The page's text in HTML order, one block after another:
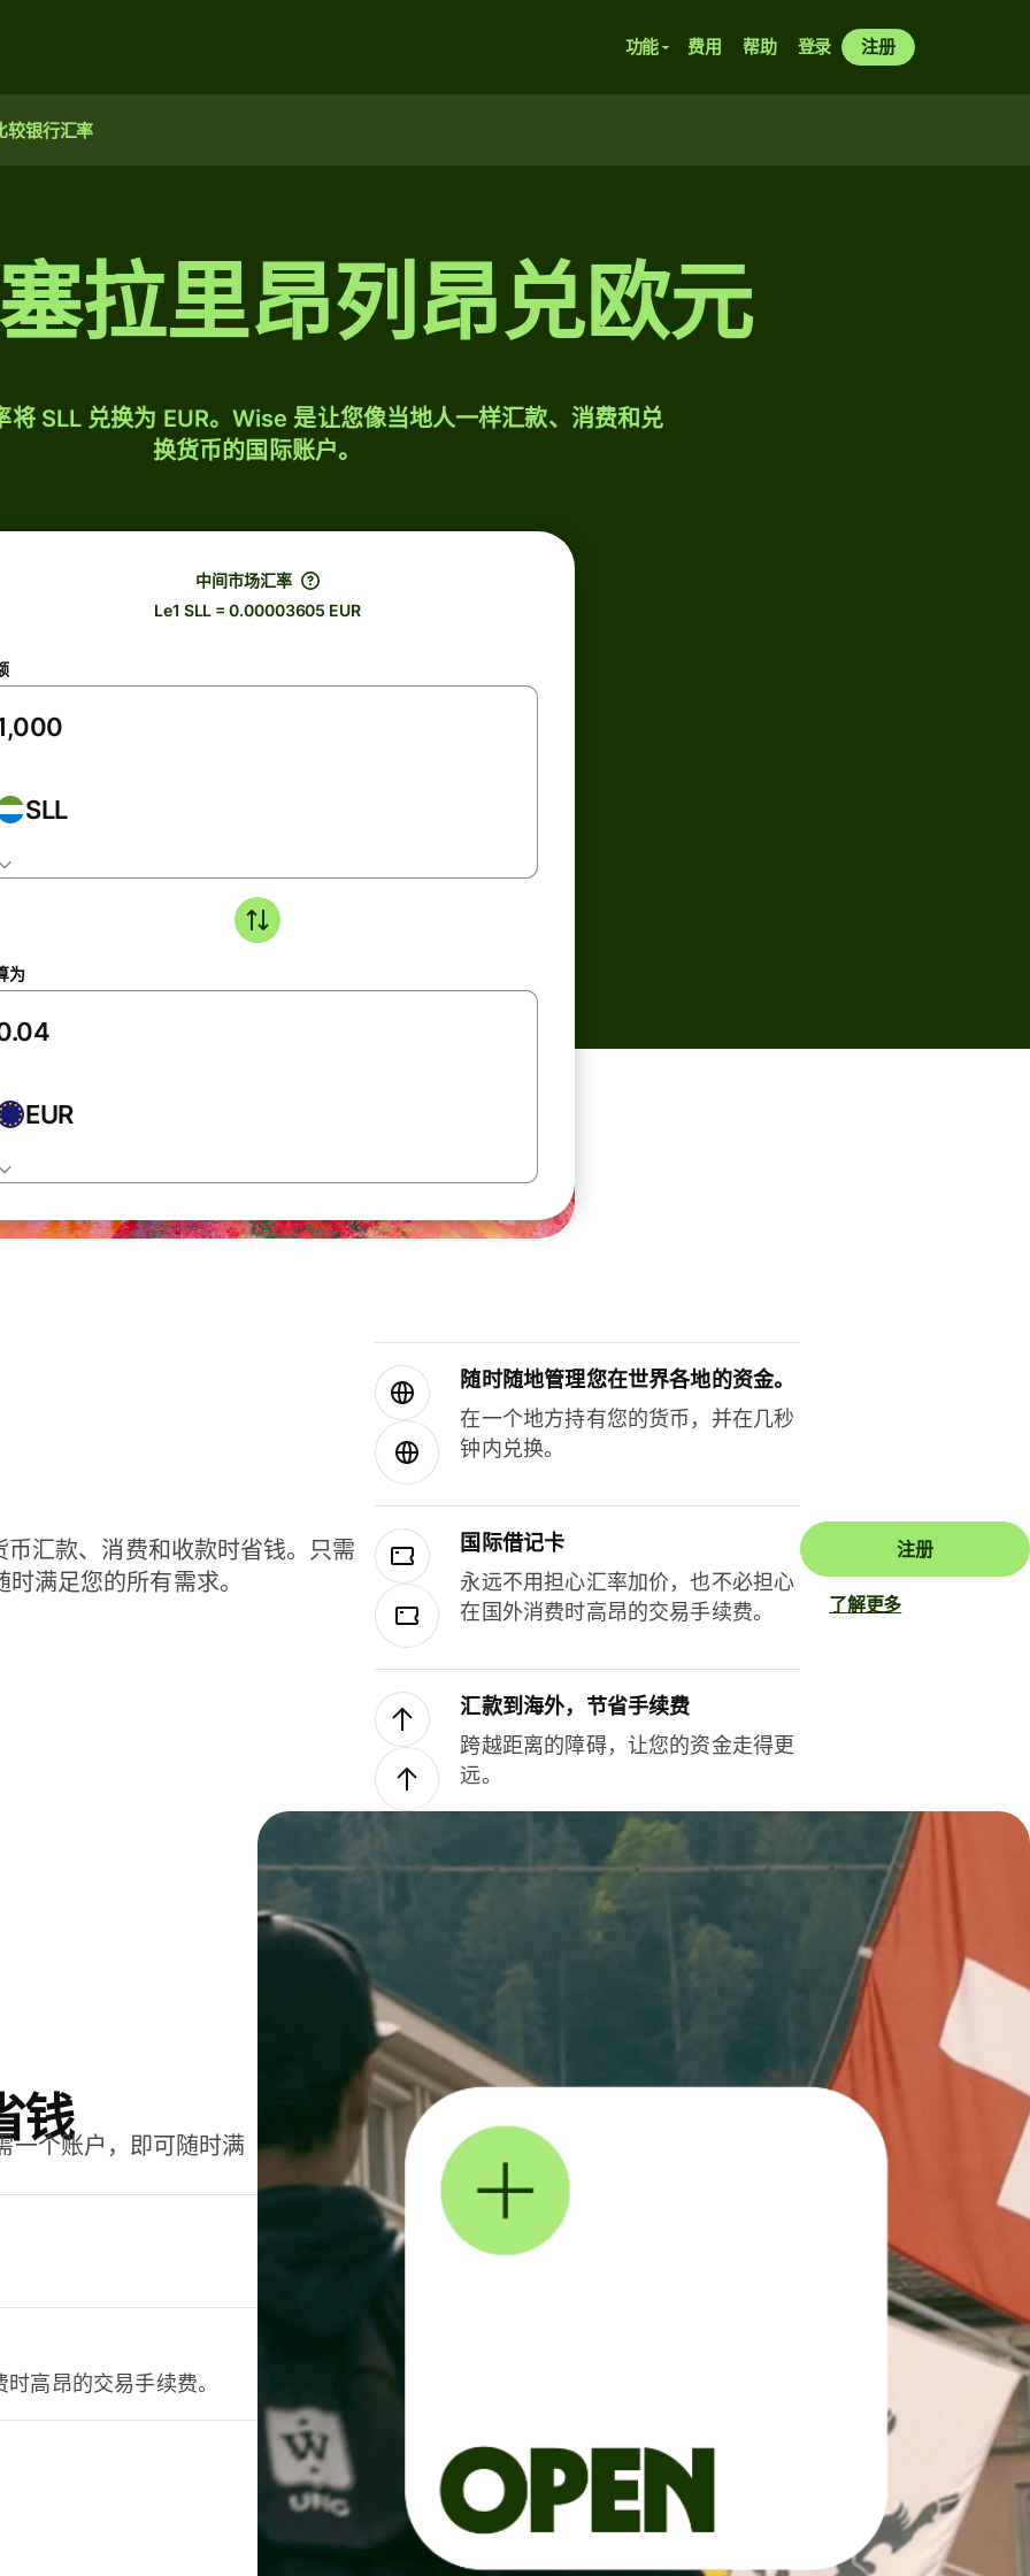
功能 费用 帮助 登录 注册
较银行汇率
拉里昂列昂兑欧元
将 SLL 兑换为 EUR。Wise 是让您像当地人一样汇款、消费和兑
换货币的国际账户。
中间市场汇率
Le1 SLL = 0.00003605 EUR
SLL
为
EUR
汇款、消费和收款时省钱。只需
满足您的所有需求。
随时随地管理您在世界各地的资金。
在一个地方持有您的货币，并在几秒
钟内兑换。
国际借记卡
永远不用担心汇率加价，也不必担心
在国外消费时高昂的交易手续费。
汇款到海外，节省手续费
跨越距离的障碍，让您的资金走得更
远。
注册
了解更多
钱
一个账户，即可随时满
高昂的交易手续费。